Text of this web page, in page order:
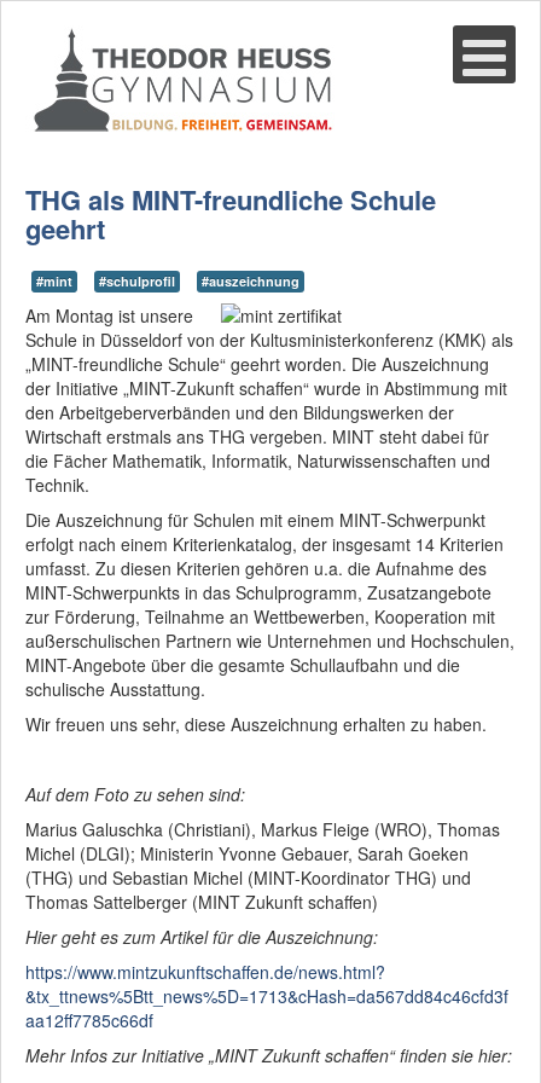
THG als MINT-freundliche Schule
geehrt
#mint #schulprofil #auszeichnung
Am Montag ist unsere
Schule in Düsseldorf von der Kultusministerkonferenz (KMK) als
„MINT-freundliche Schule“ geehrt worden. Die Auszeichnung
der Initiative „MINT-Zukunft schaffen“ wurde in Abstimmung mit
den Arbeitgeberverbänden und den Bildungswerken der
Wirtschaft erstmals ans THG vergeben. MINT steht dabei für
die Fächer Mathematik, Informatik, Naturwissenschaften und
Technik.
Die Auszeichnung für Schulen mit einem MINT-Schwerpunkt
erfolgt nach einem Kriterienkatalog, der insgesamt 14 Kriterien
umfasst. Zu diesen Kriterien gehören u.a. die Aufnahme des
MINT-Schwerpunkts in das Schulprogramm, Zusatzangebote
zur Förderung, Teilnahme an Wettbewerben, Kooperation mit
außerschulischen Partnern wie Unternehmen und Hochschulen,
MINT-Angebote über die gesamte Schullaufbahn und die
schulische Ausstattung.
Wir freuen uns sehr, diese Auszeichnung erhalten zu haben.
Auf dem Foto zu sehen sind:
Marius Galuschka (Christiani), Markus Fleige (WRO), Thomas
Michel (DLGI); Ministerin Yvonne Gebauer, Sarah Goeken
(THG) und Sebastian Michel (MINT-Koordinator THG) und
Thomas Sattelberger (MINT Zukunft schaffen)
Hier geht es zum Artikel für die Auszeichnung:
https://www.mintzukunftschaffen.de/news.html?
&tx_ttnews%5Btt_news%5D=1713&cHash=da567dd84c46cfd3f
aa12ff7785c66df
Mehr Infos zur Initiative „MINT Zukunft schaffen“ finden sie hier: